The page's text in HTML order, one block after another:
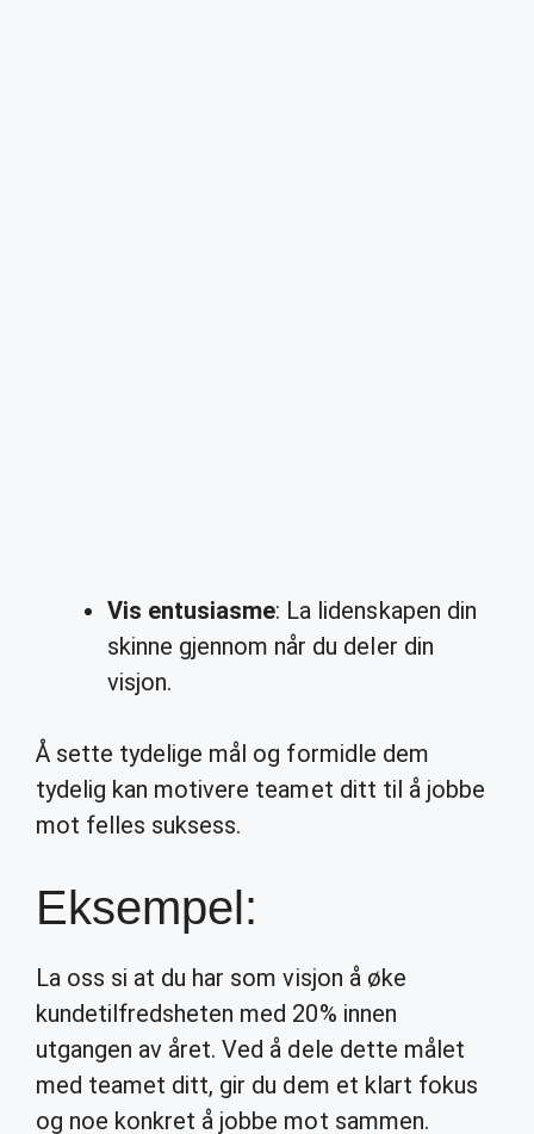
Vis entusiasme: La lidenskapen din
skinne gjennom når du deler din
visjon.
Å sette tydelige mål og formidle dem
tydelig kan motivere teamet ditt til å jobbe
mot felles suksess.
Eksempel:
La oss si at du har som visjon å øke
kundetilfredsheten med 20% innen
utgangen av året. Ved å dele dette målet
med teamet ditt, gir du dem et klart fokus
og noe konkret å jobbe mot sammen.